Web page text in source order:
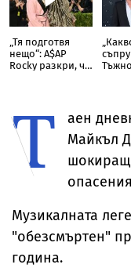
„Тя подготвя
нещо“: A$AP
Rocky разкри, че
Т
аен
Майкъл
Музикалната
"обезсмъртен"
година.